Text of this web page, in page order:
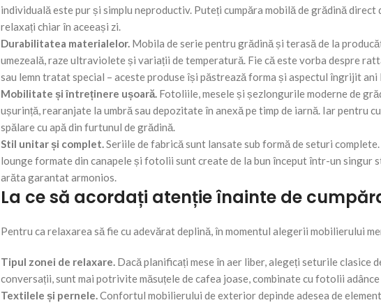
individuală este pur și simplu neproductiv. Puteți cumpăra mobilă de grădină
relaxați chiar în aceeași zi.
Durabilitatea materialelor.Mobila de serie pentru grădină și terasă de la
umezeală, raze ultraviolete și variații de temperatură. Fie că este vorba despre
sau lemn tratat special – aceste produse își păstrează forma și aspectul îngrijit ani
Mobilitate și întreținere ușoară.Fotoliile, mesele și șezlongurile moderne de
ușurință, rearanjate la umbră sau depozitate în anexă pe timp de iarnă. Iar pentru
spălare cu apă din furtunul de grădină.
Stil unitar și complet.Seriile de fabrică sunt lansate sub formă de seturi
lounge formate din canapele și fotolii sunt create de la bun început într-un
arăta garantat armonios.
La ce să acordați atenție înainte de
Pentru ca relaxarea să fie cu adevărat deplină, în momentul alegerii mobilierului
Tipul zonei de relaxare.Dacă planificați mese în aer liber, alegeți seturile clasice
conversații, sunt mai potrivite măsuțele de cafea joase, combinate cu fotolii
Textilele și pernele.Confortul mobilierului de exterior depinde adesea de